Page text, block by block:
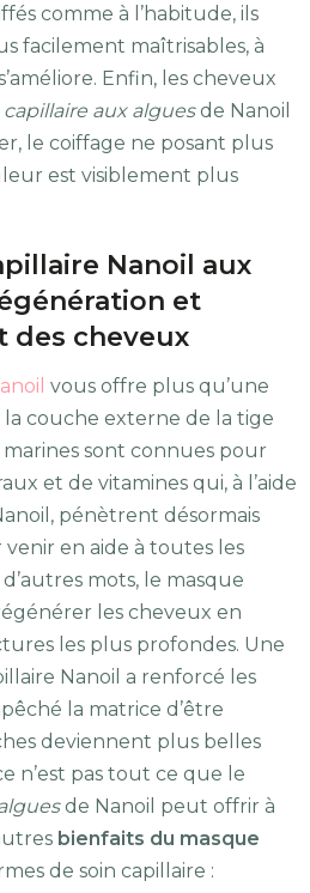
comme à l’habitude, ils
facilement maîtrisables, à
Enfin, les cheveux
aux alguesde Nanoil
le coiffage ne posant plus
est visiblement plus
Nanoil aux
et
des cheveux
vous offre plus qu’une
couche externe de la tige
sont connues pour
et de vitamines qui, à l’aide
pénètrent désormais
en aide à toutes les
mots, le masque
les cheveux en
les plus profondes. Une
Nanoil a renforcé les
la matrice d’être
deviennent plus belles
n’est pas tout ce que le
de Nanoil peut offrir à
bienfaits du masque
de soin capillaire :